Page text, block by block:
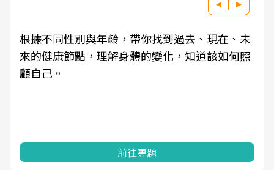
根據不同性別與年齡，帶你找到過去、現在、未
來的健康節點，理解身體的變化，知道該如何照
顧自己。
前往專題